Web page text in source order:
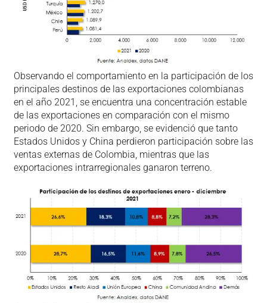
Observando el comportamiento en la participación de los
principales destinos de las exportaciones colombianas
en el año 2021, se encuentra una concentración estable
de las exportaciones en comparación con el mismo
periodo de 2020. Sin embargo, se evidenció que tanto
Estados Unidos y China perdieron participación sobre las
ventas externas de Colombia, mientras que las
exportaciones intrarregionales ganaron terreno.